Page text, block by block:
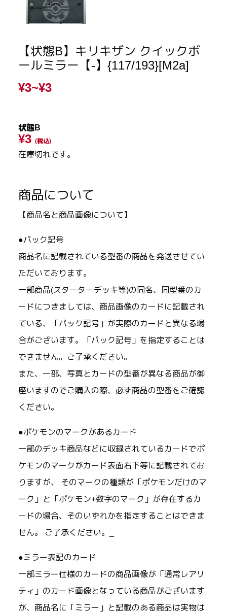
【状態B】キリキザン クイックボ
ールミラー【-】{117/193}[M2a]
¥3~¥3
状態B
¥3 (税込)
在庫切れです。
商品について
【商品名と商品画像について】
●パック記号
商品名に記載されている型番の商品を発送させてい
ただいております。
一部商品(スターターデッキ等)の同名、同型番のカ
ードにつきましては、商品画像のカードに記載され
ている、「パック記号」が実際のカードと異なる場
合がございます。「パック記号」を指定することは
できません。ご了承ください。
また、一部、写真とカードの型番が異なる商品が御
座いますのでご購入の際、必ず商品の型番をご確認
ください。
●ポケモンのマークがあるカード
一部のデッキ商品などに収録されているカードでポ
ケモンのマークがカード表面右下等に記載されてお
りますが、 そのマークの種類が「ポケモンだけのマ
ーク」と「ポケモン+数字のマーク」が存在するカ
ードの場合、そのいずれかを指定することはできま
せん。 ご了承ください。_
●ミラー表記のカード
一部ミラー仕様のカードの商品画像が「通常レアリ
ティ」のカード画像となっている商品がございます
が、商品名に「ミラー」と記載のある商品は実物は